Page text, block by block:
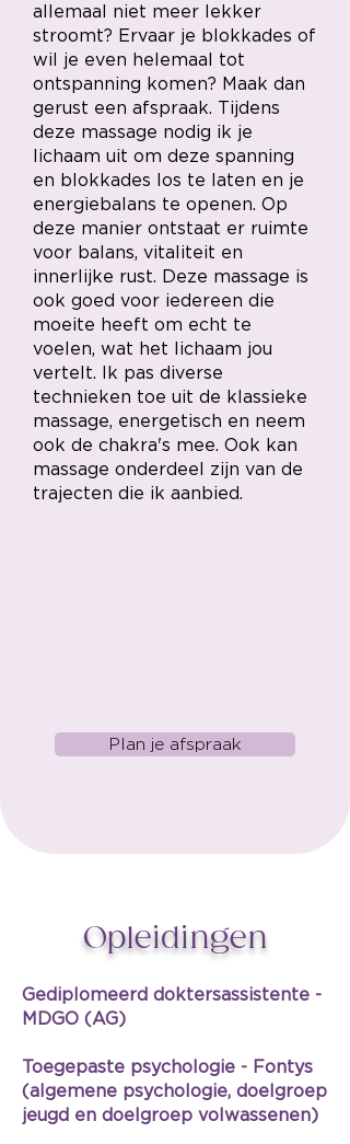
allemaal niet meer lekker
stroomt? Ervaar je blokkades of
wil je even helemaal tot
ontspanning komen? Maak dan
gerust een afspraak. Tijdens
deze massage nodig ik je
lichaam uit om deze spanning
en blokkades los te laten en je
energiebalans te openen. Op
deze manier ontstaat er ruimte
voor balans, vitaliteit en
innerlijke rust. Deze massage is
ook goed voor iedereen die
moeite heeft om echt te
voelen, wat het lichaam jou
vertelt. Ik pas diverse
technieken toe uit de klassieke
massage, energetisch en neem
ook de chakra's mee. Ook kan
massage onderdeel zijn van de
trajecten die ik aanbied.
Plan je afspraak
Opleidingen
Gediplomeerd doktersassistente -
MDGO (AG)
Toegepaste psychologie - Fontys
(algemene psychologie, doelgroep
jeugd en doelgroep volwassenen)